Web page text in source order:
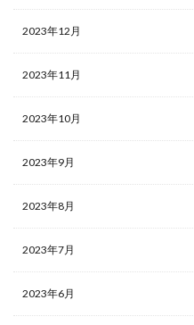
2023年12月
2023年11月
2023年10月
2023年9月
2023年8月
2023年7月
2023年6月